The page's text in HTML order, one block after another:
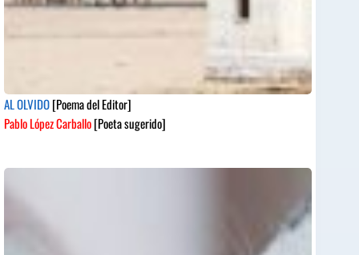
AL OLVIDO[Poema del Editor]
Pablo López Carballo[Poeta sugerido]